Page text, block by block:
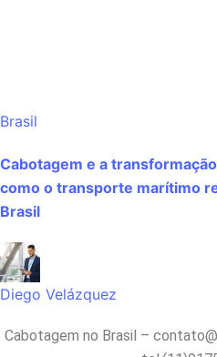
Brasil
Cabotagem e a
como o transporte marítimo
Brasil
Diego Velázquez
Cabotagem no Brasil –